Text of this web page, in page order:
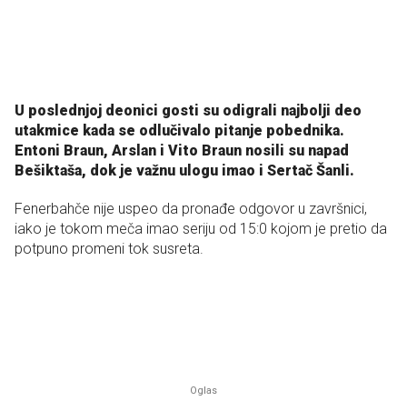
U poslednjoj deonici gosti su odigrali najbolji deo
utakmice kada se odlučivalo pitanje pobednika.
Entoni Braun, Arslan i Vito Braun nosili su napad
Bešiktaša, dok je važnu ulogu imao i Sertač Šanli.
Fenerbahče nije uspeo da pronađe odgovor u završnici,
iako je tokom meča imao seriju od 15:0 kojom je pretio da
potpuno promeni tok susreta.